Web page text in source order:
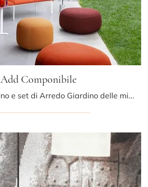
Add Componibile
divani da giardino e set di Arredo Giardino delle migliori marche: ottieni informazioni sul modello Add Componibile di LaPalma, clicca subito!